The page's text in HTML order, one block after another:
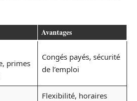
Avantages
primes
Congés payés, sécurité
de l’emploi
Flexibilité, horaires